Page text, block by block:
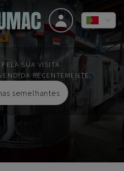
SUA VISITA
RECENTEMENTE.
semelhantes